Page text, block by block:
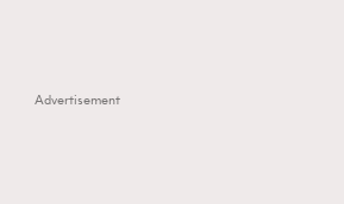
Advertisement